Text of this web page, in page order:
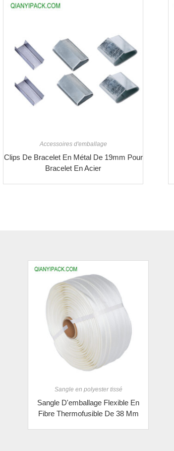
Accessoires d'emballage
Clips De Bracelet En Métal De 19mm Pour
Bracelet En Acier
Sangle en polyester tissé
Sangle D'emballage Flexible En
Fibre Thermofusible De 38 Mm